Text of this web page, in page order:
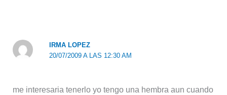
IRMA LOPEZ
20/07/2009 A LAS 12:30 AM
me interesaria tenerlo yo tengo una hembra aun cuando